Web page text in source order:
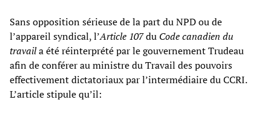
Sans opposition sérieuse de la part du NPD ou de
l’appareil syndical, l’Article 107du Code canadien du
travaila été réinterprété par le gouvernement Trudeau
afin de conférer au ministre du Travail des pouvoirs
effectivement dictatoriaux par l’intermédiaire du CCRI.
L’article stipule qu’il: